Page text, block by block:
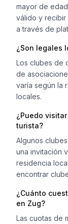
mayor de
válido y recibir
a través de
¿Son legales
Los clubes de
de
varía según la
locales.
¿Puedo
turista?
Algunos
una invitación
residencia
encontrar
¿Cuánto
en Zug?
Las cuotas de